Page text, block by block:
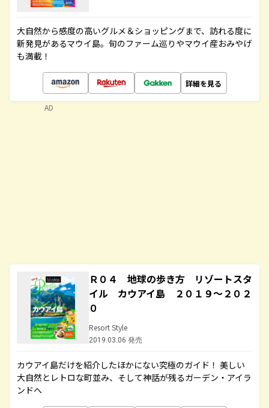
大自然から感度の高いグルメ＆ショッピングまで、訪れる度に
新発見があるマウイ島。旬のファーム巡りやマウイ産おみやげ
も満載！
詳細を見る
Ｒ０４ 地球の歩き方 リゾートスタ
イル カウアイ島 ２０１９～２０２
０
Resort Style
2019.03.06 発売
カウアイ島だけを紹介したほかにない究極のガイド！ 美しい
大自然とレトロな町並み、そして神話が残るガーデン・アイラ
ンドへ
AD